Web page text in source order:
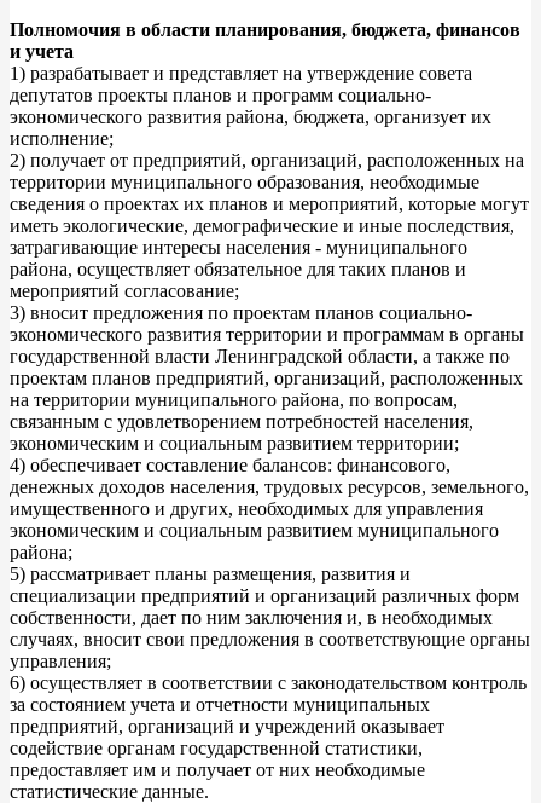
Полномочия в области планирования, бюджета, финансов
и учета
1) разрабатывает и представляет на утверждение совета
депутатов проекты планов и программ социально-
экономического развития района, бюджета, организует их
исполнение;
2) получает от предприятий, организаций, расположенных на
территории муниципального образования, необходимые
сведения о проектах их планов и мероприятий, которые могут
иметь экологические, демографические и иные последствия,
затрагивающие интересы населения - муниципального
района, осуществляет обязательное для таких планов и
мероприятий согласование;
3) вносит предложения по проектам планов социально-
экономического развития территории и программам в органы
государственной власти Ленинградской области, а также по
проектам планов предприятий, организаций, расположенных
на территории муниципального района, по вопросам,
связанным с удовлетворением потребностей населения,
экономическим и социальным развитием территории;
4) обеспечивает составление балансов: финансового,
денежных доходов населения, трудовых ресурсов, земельного,
имущественного и других, необходимых для управления
экономическим и социальным развитием муниципального
района;
5) рассматривает планы размещения, развития и
специализации предприятий и организаций различных форм
собственности, дает по ним заключения и, в необходимых
случаях, вносит свои предложения в соответствующие органы
управления;
6) осуществляет в соответствии с законодательством контроль
за состоянием учета и отчетности муниципальных
предприятий, организаций и учреждений оказывает
содействие органам государственной статистики,
предоставляет им и получает от них необходимые
статистические данные.